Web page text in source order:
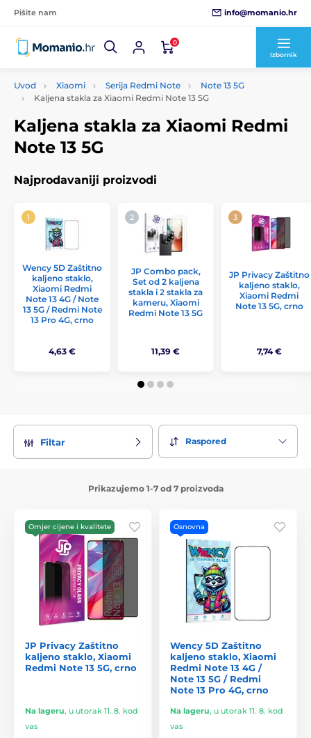
Pišite nam info@momanio.hr
0
Izbornik
Uvod Xiaomi Serija Redmi Note
Note 13 5G
Kaljena stakla za Xiaomi Redmi Note 13 5G
Kaljena stakla za Xiaomi Redmi
Note 13 5G
Najprodavaniji proizvodi
Wency 5D Zaštitno
kaljeno staklo,
Xiaomi Redmi
Note 13 4G / Note
13 5G / Redmi Note
13 Pro 4G, crno
4,63 €
JP Combo pack,
Set od 2 kaljena
stakla i 2 stakla za
kameru, Xiaomi
Redmi Note 13 5G
11,39 €
JP Privacy Zaštitno
kaljeno staklo,
Xiaomi Redmi
Note 13 5G, crno
7,74 €
Filtar Raspored
Prikazujemo 1-7 od 7 proizvoda
Omjer cijene i kvalitete
JP Privacy Zaštitno
kaljeno staklo, Xiaomi
Redmi Note 13 5G, crno
Na lageru, u utorak 11. 8. kod
vas
Osnovna
Wency 5D Zaštitno
kaljeno staklo, Xiaomi
Redmi Note 13 4G /
Note 13 5G / Redmi
Note 13 Pro 4G, crno
Na lageru, u utorak 11. 8. kod
vas